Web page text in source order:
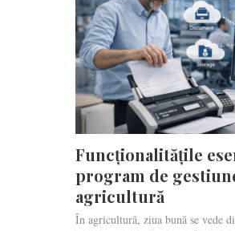
Funcționalitățile
program de
agricultură
În agricultură, ziua bună se vede